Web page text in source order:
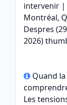
Quand
Les